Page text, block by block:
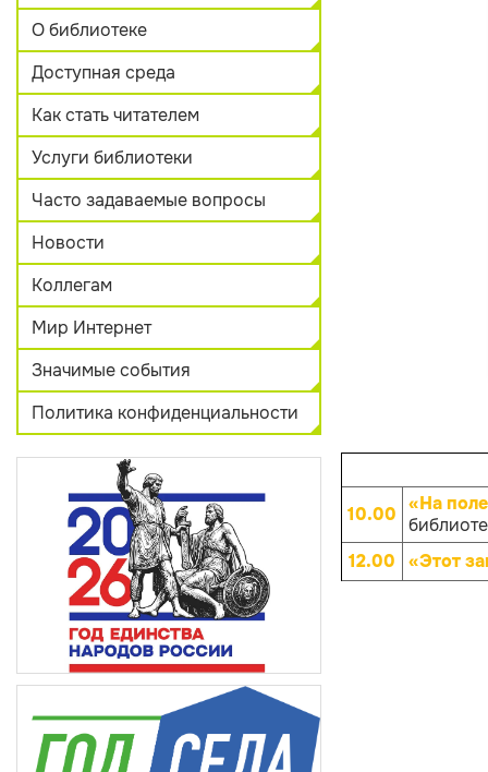
О библиотеке
Доступная среда
Как стать читателем
Услуги библиотеки
Часто задаваемые вопросы
Новости
Коллегам
Мир Интернет
Значимые события
Политика конфиденциальности
10.00 «На
12.00
«Этот